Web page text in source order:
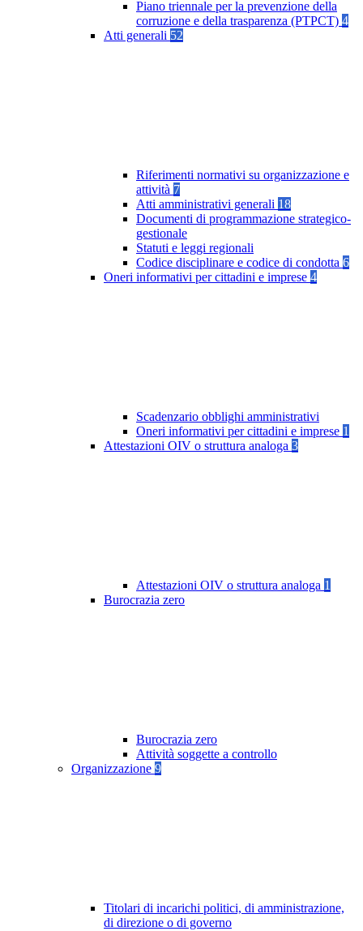
Piano triennale per la prevenzione della
corruzione e della trasparenza (PTPCT) 4
Atti generali 52
Riferimenti normativi su organizzazione e
attività 7
Atti amministrativi generali 18
Documenti di programmazione strategico-
gestionale
Statuti e leggi regionali
Codice disciplinare e codice di condotta 6
Oneri informativi per cittadini e imprese 4
Scadenzario obblighi amministrativi
Oneri informativi per cittadini e imprese 1
Attestazioni OIV o struttura analoga 3
Attestazioni OIV o struttura analoga 1
Burocrazia zero
Burocrazia zero
Attività soggette a controllo
Organizzazione 9
Titolari di incarichi politici, di amministrazione,
di direzione o di governo